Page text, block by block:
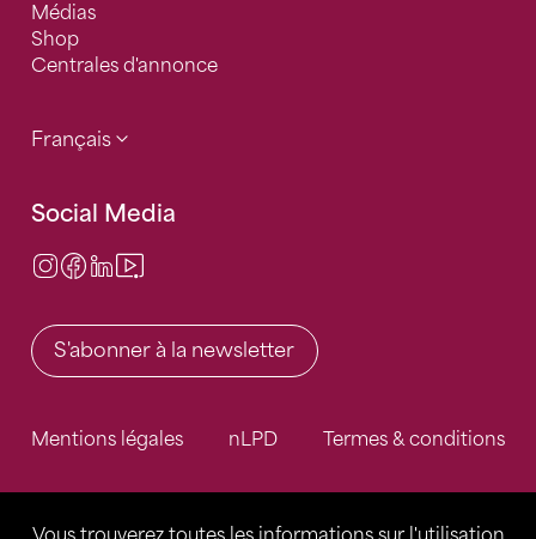
Médias
Shop
Centrales d'annonce
Français
Social Media
Instagram
Facebook
LinkedIn
S'abonner à la newsletter
Mentions légales nLPD Termes & conditions